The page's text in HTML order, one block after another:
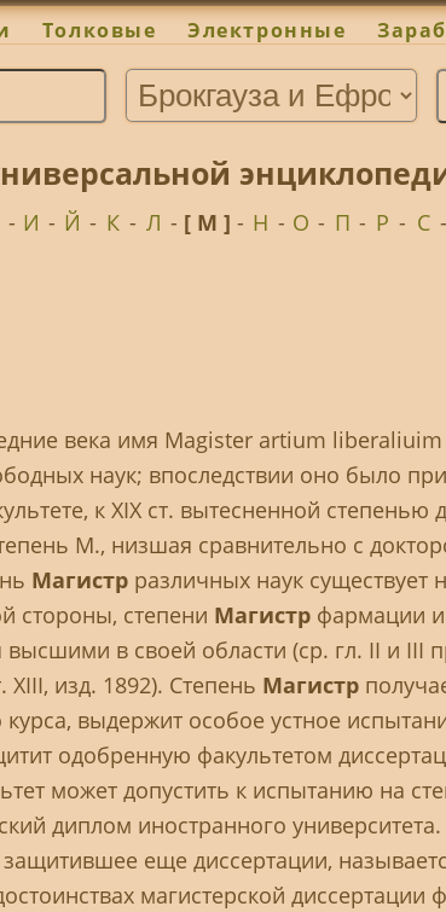
Толковые Электронные
- И - Й - К - Л - [ М ]- Н - О - П - Р - С -
века имя Magister artium
наук; впоследствии оно было
к XIX ст. вытесненной степенью
М., низшая сравнительно с
Магистр различных наук существует
стороны, степени Магистр фармации и
в своей области (ср. гл. II и III
XIII, изд. 1892). Степень Магистр
выдержит особое устное
одобренную факультетом
может допустить к испытанию на
диплом иностранного
еще диссертации,
магистерской диссертации